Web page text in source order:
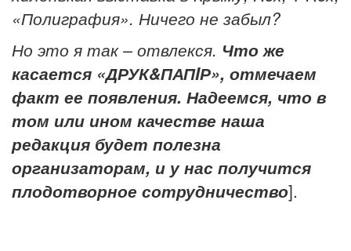
«Полиграфия». Ничего не забыл?
Но это я так – отвлекся. Что же
касается «ДРУК&ПАПIР», отмечаем
факт ее появления. Надеемся, что в
том или ином качестве наша
редакция будет полезна
организаторам, и у нас получится
плодотворное сотрудничество].